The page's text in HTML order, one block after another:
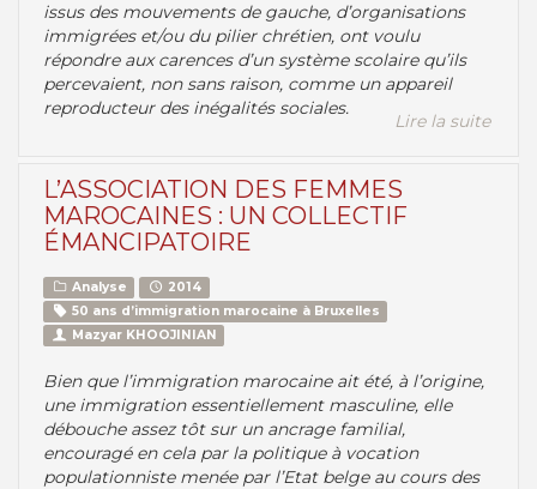
issus des mouvements de gauche, d’organisations
immigrées et/ou du pilier chrétien, ont voulu
répondre aux carences d’un système scolaire qu’ils
percevaient, non sans raison, comme un appareil
reproducteur des inégalités sociales.
Lire la suite
L’ASSOCIATION DES FEMMES
MAROCAINES : UN COLLECTIF
ÉMANCIPATOIRE
Analyse
2014
50 ans d’immigration marocaine à Bruxelles
Mazyar KHOOJINIAN
Bien que l’immigration marocaine ait été, à l’origine,
une immigration essentiellement masculine, elle
débouche assez tôt sur un ancrage familial,
encouragé en cela par la politique à vocation
populationniste menée par l’Etat belge au cours des